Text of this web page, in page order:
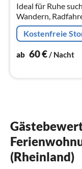
Ideal für Ruhe
Wandern,
Segeln, Paddeln
Venn, Aachen,
Kostenfreie
ab 60€ / Nacht
(Rheinland)